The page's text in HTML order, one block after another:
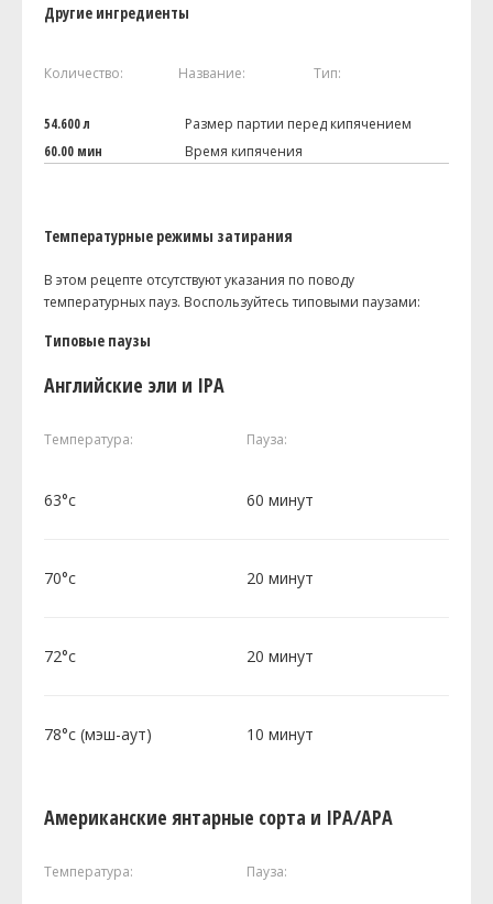
Другие ингредиенты
Количество: Название: Тип:
54.600 л
Размер партии перед кипячением
60.00 мин
Время кипячения
Температурные режимы затирания
В этом рецепте отсутствуют указания по поводу
температурных пауз. Воспользуйтесь типовыми паузами:
Типовые паузы
Английские эли и IPA
Температура: Пауза:
63°c 60 минут
70°c 20 минут
72°c 20 минут
78°c (мэш-аут) 10 минут
Американские янтарные сорта и IPA/APA
Температура: Пауза: